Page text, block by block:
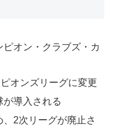
オン・クラブズ・カ
オンズリーグに変更
が導入される
2次リーグが廃止さ